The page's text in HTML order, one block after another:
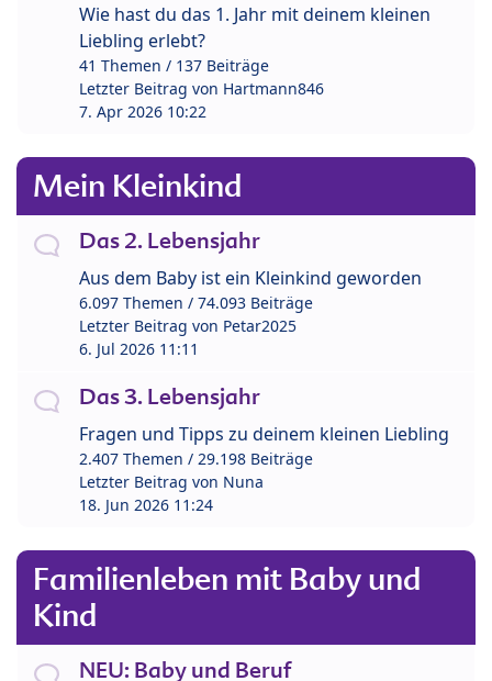
Wie hast du das 1. Jahr mit deinem kleinen
Liebling erlebt?
41 Themen / 137 Beiträge
Letzter Beitrag von Hartmann846
7. Apr 2026 10:22
Mein Kleinkind
Das 2. Lebensjahr
Aus dem Baby ist ein Kleinkind geworden
6.097 Themen / 74.093 Beiträge
Letzter Beitrag von Petar2025
6. Jul 2026 11:11
Das 3. Lebensjahr
Fragen und Tipps zu deinem kleinen Liebling
2.407 Themen / 29.198 Beiträge
Letzter Beitrag von Nuna
18. Jun 2026 11:24
Familienleben mit Baby und
Kind
NEU: Baby und Beruf